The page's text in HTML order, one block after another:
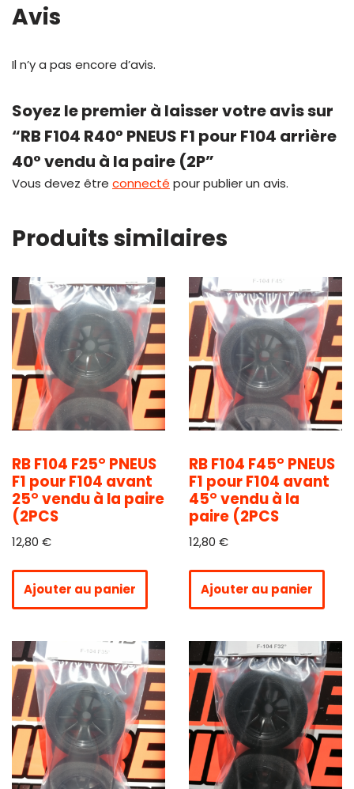
Avis
Il n’y a pas encore d’avis.
Soyez le premier à laisser votre avis sur
“RB F104 R40° PNEUS F1 pour F104 arrière
40° vendu à la paire (2P”
Vous devez être connecté pour publier un avis.
Produits similaires
RB F104 F25° PNEUS
F1 pour F104 avant
25° vendu à la paire
(2PCS
12,80 €
Ajouter au panier
RB F104 F45° PNEUS
F1 pour F104 avant
45° vendu à la
paire (2PCS
12,80 €
Ajouter au panier